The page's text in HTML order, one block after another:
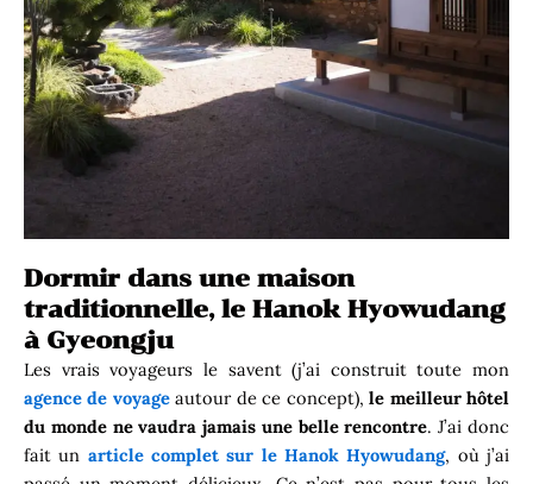
Dormir dans une maison
traditionnelle, le Hanok Hyowudang
à Gyeongju
Les vrais voyageurs le savent (j’ai construit toute mon
agence de voyageautour de ce concept),le meilleur hôtel
du monde ne vaudra jamais une belle rencontre. J’ai donc
fait un article complet sur le Hanok Hyowudang, où j’ai